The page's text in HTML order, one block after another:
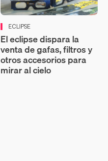
ECLIPSE
El eclipse dispara la
venta de gafas, filtros y
otros accesorios para
mirar al cielo